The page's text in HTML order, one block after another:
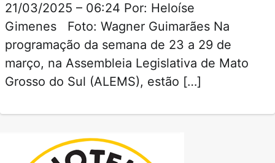
21/03/2025 – 06:24 Por: Heloíse
Gimenes Foto: Wagner Guimarães Na
programação da semana de 23 a 29 de
março, na Assembleia Legislativa de Mato
Grosso do Sul (ALEMS), estão […]